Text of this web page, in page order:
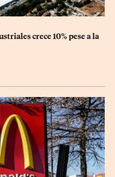
crece 10% pese a la